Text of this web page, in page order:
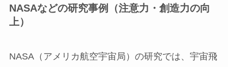
NASAなどの研究事例（注意力・創造力の向
上）
NASA（アメリカ航空宇宙局）の研究では、宇宙飛